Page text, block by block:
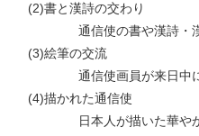
(2)書と漢詩の交わり
通信使の書や漢詩・漢文
(3)絵筆の交流
通信使画員が来日中に制
(4)描かれた通信使
日本人が描いた華やかな